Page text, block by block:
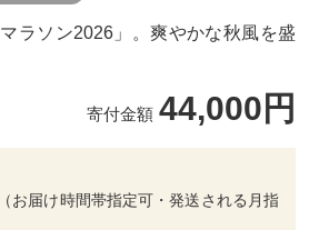
ラソン2026」。爽やかな秋風を盛
寄付金額 44,000円
お届け時間帯指定可・発送される月指